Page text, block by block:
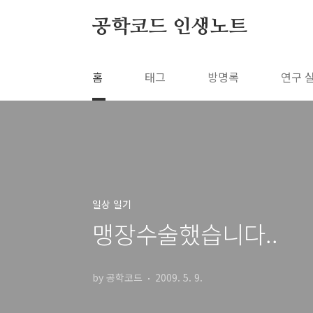
공학코드 인생노트
홈 태그 방명록 연구
일상 일기
맹장수술했습니다..
by 공학코드 2009. 5. 9.